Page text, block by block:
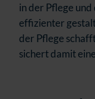
in der Pflege
effizienter
der Pflege
sichert damit